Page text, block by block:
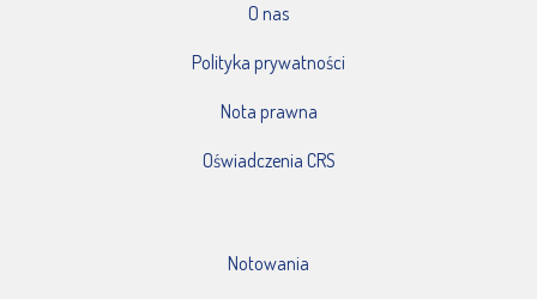
O nas
Polityka prywatności
Nota prawna
Oświadczenia CRS
Notowania